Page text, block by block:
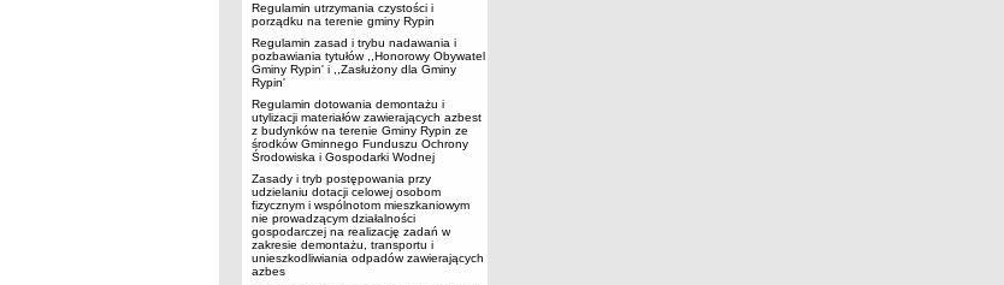
Regulamin utrzymania czystości i
porządku na terenie gminy Rypin
Regulamin zasad i trybu nadawania i
pozbawiania tytułów ,,Honorowy Obywatel
Gminy Rypin' i ,,Zasłużony dla Gminy
Rypin'
Regulamin dotowania demontażu i
utylizacji materiałów zawierających azbest
z budynków na terenie Gminy Rypin ze
środków Gminnego Funduszu Ochrony
Środowiska i Gospodarki Wodnej
Zasady i tryb postępowania przy
udzielaniu dotacji celowej osobom
fizycznym i wspólnotom mieszkaniowym
nie prowadzącym działalności
gospodarczej na realizację zadań w
zakresie demontażu, transportu i
unieszkodliwiania odpadów zawierających
azbes